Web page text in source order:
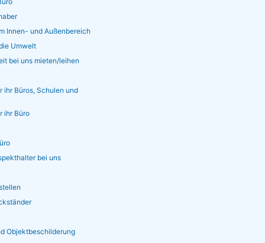
Innen- und Außenbereich
Umwelt
bei uns mieten/leihen
ihr Büros, Schulen und
ihr Büro
bei uns
Objektbeschilderung